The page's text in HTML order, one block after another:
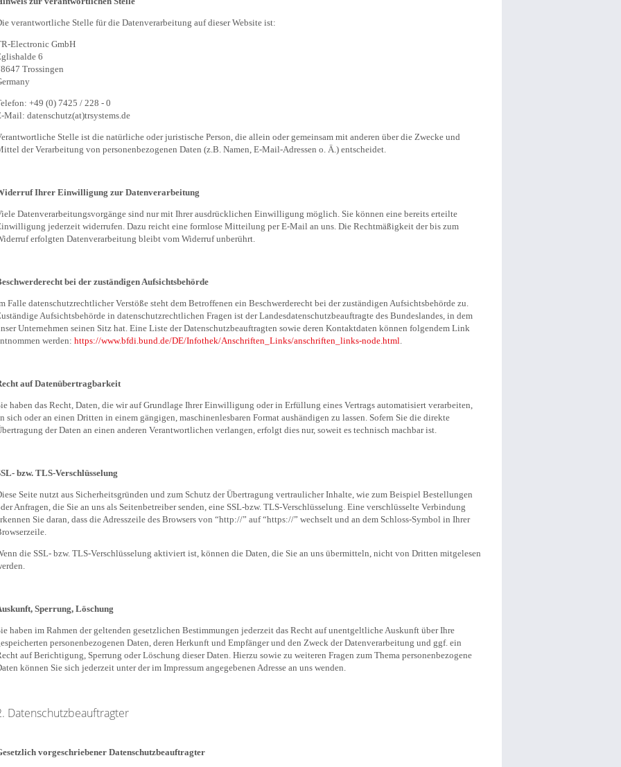
verantwortliche Stelle für die Datenverarbeitung auf dieser Website ist:
Electronic GmbH
6
Trossingen
+49 (0) 7425 / 228 - 0
Mail: datenschutz(at)trsystems.de
Stelle ist die natürliche oder juristische Person, die allein oder gemeinsam mit anderen über die Zwecke und
der Verarbeitung von personenbezogenen Daten (z.B. Namen, E-Mail-Adressen o. Ä.) entscheidet.
Ihrer Einwilligung zur Datenverarbeitung
Datenverarbeitungsvorgänge sind nur mit Ihrer ausdrücklichen Einwilligung möglich. Sie können eine bereits erteilte
jederzeit widerrufen. Dazu reicht eine formlose Mitteilung per E-Mail an uns. Die Rechtmäßigkeit der bis zum
erfolgten Datenverarbeitung bleibt vom Widerruf unberührt.
bei der zuständigen Aufsichtsbehörde
Falle datenschutzrechtlicher Verstöße steht dem Betroffenen ein Beschwerderecht bei der zuständigen Aufsichtsbehörde zu.
Aufsichtsbehörde in datenschutzrechtlichen Fragen ist der Landesdatenschutzbeauftragte des Bundeslandes, in dem
Unternehmen seinen Sitz hat. Eine Liste der Datenschutzbeauftragten sowie deren Kontaktdaten können folgendem Link
werden: https://www.bfdi.bund.de/DE/Infothek/Anschriften_Links/anschriften_links-node.html.
auf Datenübertragbarkeit
haben das Recht, Daten, die wir auf Grundlage Ihrer Einwilligung oder in Erfüllung eines Vertrags automatisiert verarbeiten,
sich oder an einen Dritten in einem gängigen, maschinenlesbaren Format aushändigen zu lassen. Sofern Sie die direkte
der Daten an einen anderen Verantwortlichen verlangen, erfolgt dies nur, soweit es technisch machbar ist.
bzw. TLS-Verschlüsselung
Seite nutzt aus Sicherheitsgründen und zum Schutz der Übertragung vertraulicher Inhalte, wie zum Beispiel Bestellungen
Anfragen, die Sie an uns als Seitenbetreiber senden, eine SSL-bzw. TLS-Verschlüsselung. Eine verschlüsselte Verbindung
Sie daran, dass die Adresszeile des Browsers von “http://” auf “https://” wechselt und an dem Schloss-Symbol in Ihrer
die SSL- bzw. TLS-Verschlüsselung aktiviert ist, können die Daten, die Sie an uns übermitteln, nicht von Dritten mitgelesen
Sperrung, Löschung
haben im Rahmen der geltenden gesetzlichen Bestimmungen jederzeit das Recht auf unentgeltliche Auskunft über Ihre
personenbezogenen Daten, deren Herkunft und Empfänger und den Zweck der Datenverarbeitung und ggf. ein
auf Berichtigung, Sperrung oder Löschung dieser Daten. Hierzu sowie zu weiteren Fragen zum Thema personenbezogene
können Sie sich jederzeit unter der im Impressum angegebenen Adresse an uns wenden.
Datenschutzbeauftragter
vorgeschriebener Datenschutzbeauftragter